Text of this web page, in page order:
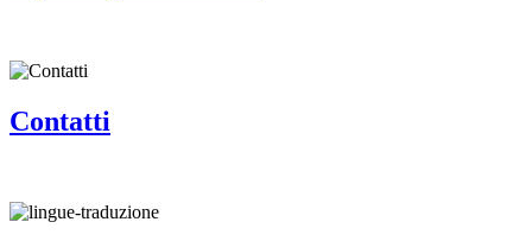
Contatti